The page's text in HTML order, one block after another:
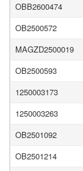
OBB2600474
OB2500572
MAGZD2500019
OB2500593
1250003173
1250003263
OB2501092
OB2501214